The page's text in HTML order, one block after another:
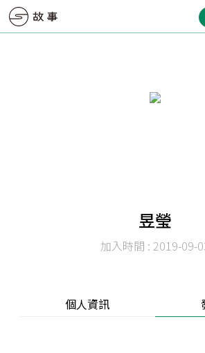
昱瑩
加入時間 : 2019-09-
個人資訊